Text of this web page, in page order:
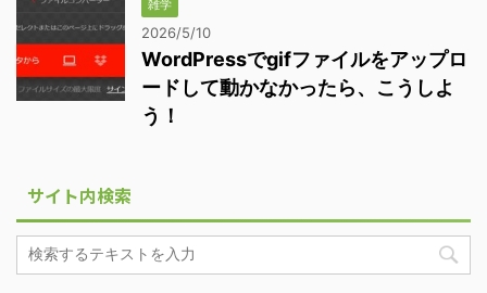
雑学
2026/5/10
WordPressでgifファイルをアップロ
ードして動かなかったら、こうしよ
う！
サイト内検索